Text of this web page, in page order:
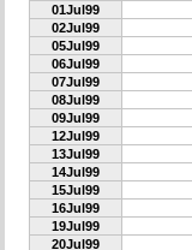
01Jul99
02Jul99
05Jul99
06Jul99
07Jul99
08Jul99
09Jul99
12Jul99
13Jul99
14Jul99
15Jul99
16Jul99
19Jul99
20Jul99